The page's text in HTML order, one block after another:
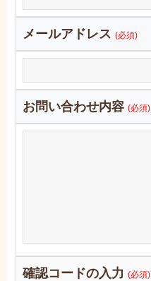
メールアドレス (必須)
お問い合わせ内容 (必須)
確認コードの入力(必須)